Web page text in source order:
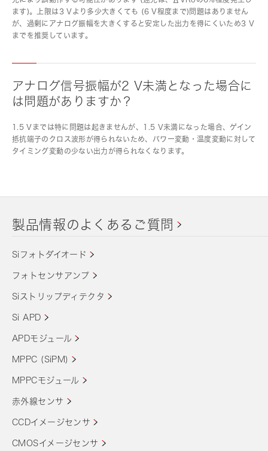
ます)。上限は3 Vより多少大きくても (6 V程度まで)問題はありません
が、過剰にアナログ振幅を大きくすると安定した出力を得にくいため3 V
までを推奨しています。
アナログ信号振幅が2 V未満となった場合に
は問題がありますか？
1.5 Vまでは特に問題は起きませんが、1.5 V未満になった場合、ゲイン
抵抗端子のクロス波形が得られないため、パワー変動・温度変動に対して
タイミング変動の少ない出力が得られなくなります。
製品情報のよくあるご質問
Siフォトダイオード
フォトセンサアンプ
Siストリップディテクタ
Si APD
APDモジュール
MPPC (SiPM)
MPPCモジュール
赤外線センサ
CCDイメージセンサ
CMOSイメージセンサ